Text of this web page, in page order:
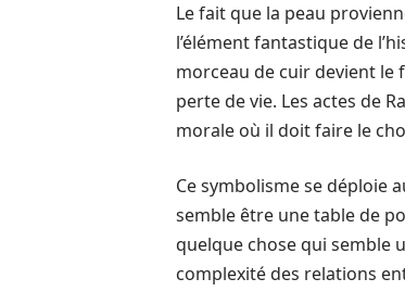
Le fait que la peau
l’élément fantastique de
morceau de cuir devient le
perte de vie. Les actes de
morale où il doit faire le
Ce symbolisme se déploie
semble être une table de
quelque chose qui semble
complexité des relations